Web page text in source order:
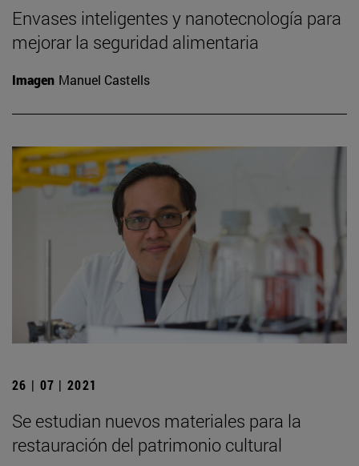
Envases inteligentes y nanotecnología para
mejorar la seguridad alimentaria
Imagen Manuel Castells
26 | 07 | 2021
Se estudian nuevos materiales para la
restauración del patrimonio cultural